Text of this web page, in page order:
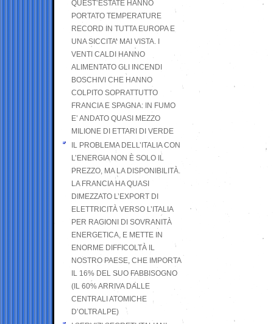
QUEST’ESTATE HANNO
PORTATO TEMPERATURE
RECORD IN TUTTA EUROPA E
UNA SICCITA’ MAI VISTA. I
VENTI CALDI HANNO
ALIMENTATO GLI INCENDI
BOSCHIVI CHE HANNO
COLPITO SOPRATTUTTO
FRANCIA E SPAGNA: IN FUMO
E’ ANDATO QUASI MEZZO
MILIONE DI ETTARI DI VERDE
IL PROBLEMA DELL’ITALIA CON
L’ENERGIA NON È SOLO IL
PREZZO, MA LA DISPONIBILITÀ.
LA FRANCIA HA QUASI
DIMEZZATO L’EXPORT DI
ELETTRICITÀ VERSO L’ITALIA
PER RAGIONI DI SOVRANITÀ
ENERGETICA, E METTE IN
ENORME DIFFICOLTÀ IL
NOSTRO PAESE, CHE IMPORTA
IL 16% DEL SUO FABBISOGNO
(IL 60% ARRIVA DALLE
CENTRALI ATOMICHE
D’OLTRALPE)